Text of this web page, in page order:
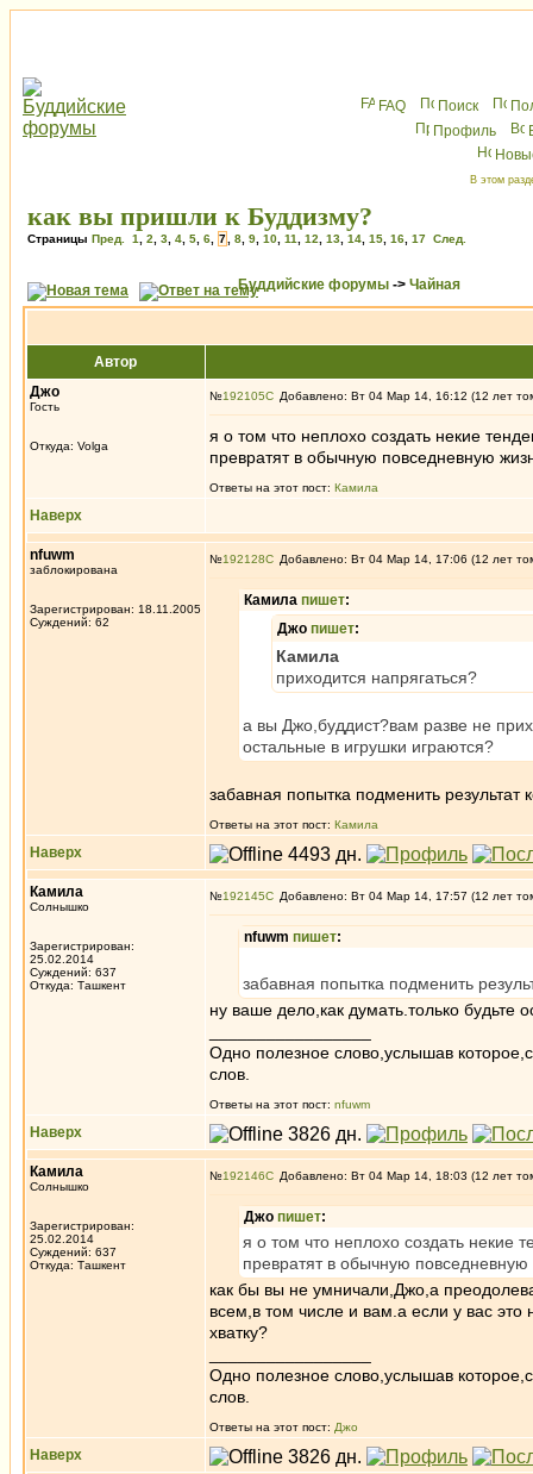
FAQ Поиск
Профиль
В этом
как вы пришли к Буддизму?
Страницы Пред. 1 2 3 4 5 6 7 8 9 10 11 12 13 14 15 16 17 След.
Буддийские форумы -> Чайная
Автор
Джо
Гость
Откуда: Volga
№192105 Добавлено: Вт 04 Мар 14, 16:12 (12 лет
я о том что неплохо создать некие
превратят в обычную повседневную
Ответы на этот пост: Камила
Наверх
nfuwm
заблокирована
Зарегистрирован: 18.11.2005
Суждений: 62
№192128 Добавлено: Вт 04 Мар 14, 17:06 (12 лет
Камила пишет:
Джо пишет:
Камила
приходится напрягаться?
а вы Джо,буддист?вам разве не
остальные в игрушки играются?
забавная попытка подменить результат
Ответы на этот пост: Камила
Наверх
Камила
Солнышко
Зарегистрирован:
25.02.2014
Суждений: 637
Откуда: Ташкент
№192145 Добавлено: Вт 04 Мар 14, 17:57 (12 лет
nfuwm пишет:
забавная попытка подменить
ну ваше дело,как думать.только будьте
Одно полезное слово,услышав
слов.
Ответы на этот пост: nfuwm
Наверх
Камила
Солнышко
Зарегистрирован:
25.02.2014
Суждений: 637
Откуда: Ташкент
№192146 Добавлено: Вт 04 Мар 14, 18:03 (12 лет
Джо пишет:
я о том что неплохо создать некие
превратят в обычную повседневную
как бы вы не умничали,Джо,а
всем,в том числе и вам.а если у вас
хватку?
Одно полезное слово,услышав
слов.
Ответы на этот пост: Джо
Наверх